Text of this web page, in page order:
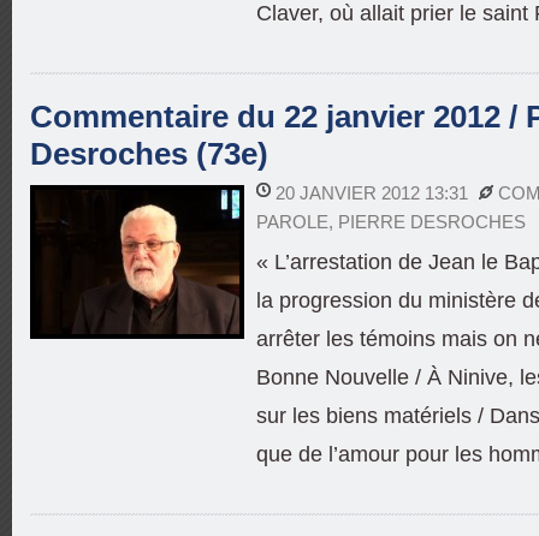
Claver, où allait prier le saint
Commentaire du 22 janvier 2012 /
Desroches (73e)
20 JANVIER 2012 13:31
PAROLE, PIERRE DESROCHES
« L’arrestation de Jean le
la progression du ministère
arrêter les témoins mais on
Bonne Nouvelle / À Ninive,
sur les biens matériels /
que de l’amour pour les